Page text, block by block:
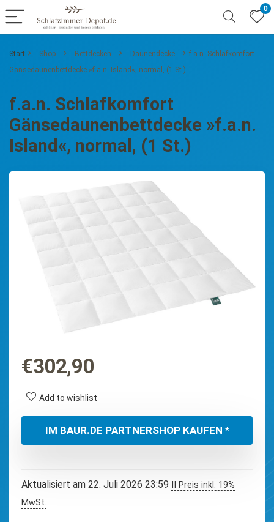
0
Start Shop Bettdecken Daunendecke
f.a.n. Schlafkomfort
Gänsedaunenbettdecke »f.a.n. Island«, normal, (1 St.)
f.a.n. Schlafkomfort
Gänsedaunenbettdecke »f.a.n.
Island«, normal, (1 St.)
€302,90
Add to wishlist
IM BAUR.DE PARTNERSHOP KAUFEN *
Aktualisiert am 22. Juli 2026 23:59
II Preis inkl. 19%
MwSt.